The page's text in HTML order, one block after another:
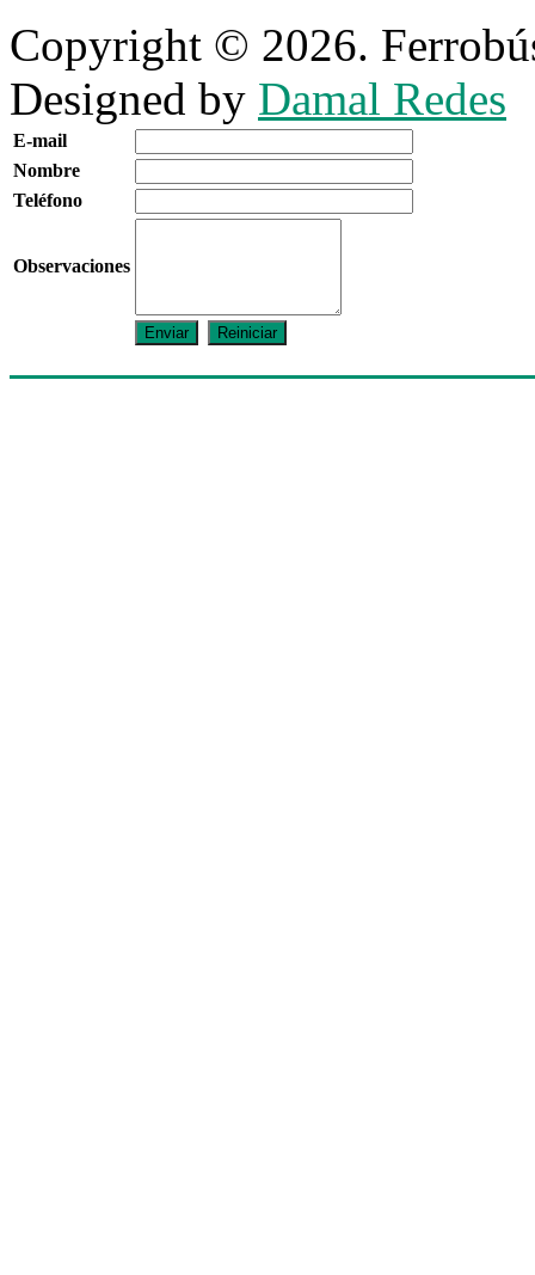
Copyright © 2026.
Designed by Damal Redes
E-mail
Nombre
Teléfono
Observaciones